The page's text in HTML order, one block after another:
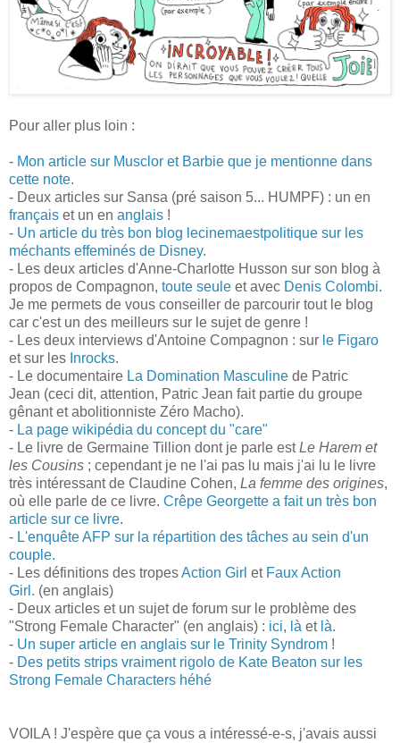
Pour aller plus loin :
- Mon article sur Musclor et Barbie que je mentionne dans
cette note.
- Deux articles sur Sansa (pré saison 5... HUMPF) : un en
français et un en anglais !
- Un article du très bon blog lecinemaestpolitique sur les
méchants effeminés de Disney.
- Les deux articles d'Anne-Charlotte Husson sur son blog à
propos de Compagnon, toute seule et avec Denis Colombi.
Je me permets de vous conseiller de parcourir tout le blog
car c'est un des meilleurs sur le sujet de genre !
- Les deux interviews d'Antoine Compagnon : sur le Figaro
et sur les Inrocks.
- Le documentaire La Domination Masculine de Patric
Jean (ceci dit, attention, Patric Jean fait partie du groupe
gênant et abolitionniste Zéro Macho).
- La page wikipédia du concept du "care"
- Le livre de Germaine Tillion dont je parle estLe Harem et
les Cousins ; cependant je ne l'ai pas lu mais j'ai lu le livre
très intéressant de Claudine Cohen, La femme des origines,
où elle parle de ce livre. Crêpe Georgette a fait un très bon
article sur ce livre.
- L'enquête AFP sur la répartition des tâches au sein d'un
couple.
- Les définitions des tropesAction Girl et Faux Action
Girl. (en anglais)
- Deux articles et un sujet de forum sur le problème des
"Strong Female Character" (en anglais) : ici, là et là.
- Un super article en anglais sur le Trinity Syndrom !
- Des petits strips vraiment rigolo de Kate Beaton sur les
Strong Female Characters héhé
VOILA ! J'espère que ça vous a intéressé-e-s, j'avais aussi